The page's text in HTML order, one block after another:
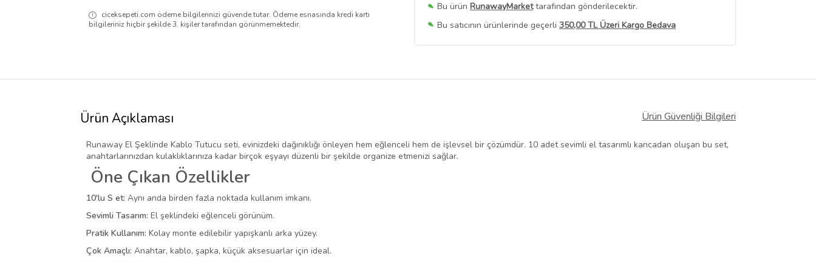
Bu ürün RunawayMarkettarafından gönderilecektir.
Bu satıcının ürünlerinde geçerli 350,00 TL Üzeri Kargo Bedava
Bu SatıcınınTüm Ürünlerini Görüntüle
ciceksepeti.com ödeme bilgilerinizi güvende tutar. Ödeme esnasında kredi kartı
bilgileriniz hiçbir şekilde 3. kişiler tarafından görünmemektedir.
Ürün Açıklaması Ürün Güvenliği Bilgileri
Runaway El Şeklinde Kablo Tutucu seti, evinizdeki dağınıklığı önleyen hem eğlenceli hem de işlevsel bir çözümdür. 10 adet sevimli el tasarımlı kancadan oluşan bu set,
anahtarlarınızdan kulaklıklarınıza kadar birçok eşyayı düzenli bir şekilde organize etmenizi sağlar.
Öne Çıkan Özellikler
10'lu S et: Aynı anda birden fazla noktada kullanım imkanı.
Sevimli Tasarım: El şeklindeki eğlenceli görünüm.
Pratik Kullanım: Kolay monte edilebilir yapışkanlı arka yüzey.
Çok Amaçlı: Anahtar, kablo, şapka, küçük aksesuarlar için ideal.